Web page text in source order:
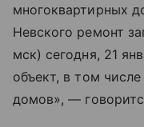
многоквартирных
Невского ремонт
мск) сегодня, 21
объект, в том
домов», —